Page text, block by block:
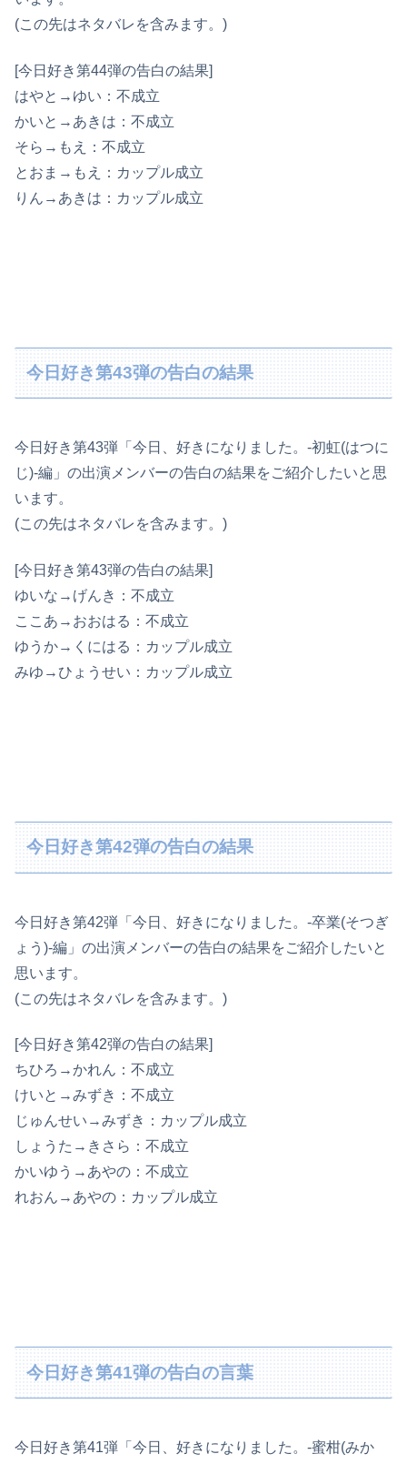
(この先はネタバレを含みます。)
[今日好き第44弾の告白の結果]
はやと→ゆい：不成立
かいと→あきは：不成立
そら→もえ：不成立
とおま→もえ：カップル成立
りん→あきは：カップル成立
今日好き第43弾の告白の結果
今日好き第43弾「今日、好きになりました。-初虹(はつに
じ)-編」の出演メンバーの告白の結果をご紹介したいと思
います。
(この先はネタバレを含みます。)
[今日好き第43弾の告白の結果]
ゆいな→げんき：不成立
ここあ→おおはる：不成立
ゆうか→くにはる：カップル成立
みゆ→ひょうせい：カップル成立
今日好き第42弾の告白の結果
今日好き第42弾「今日、好きになりました。-卒業(そつぎ
ょう)-編」の出演メンバーの告白の結果をご紹介したいと
思います。
(この先はネタバレを含みます。)
[今日好き第42弾の告白の結果]
ちひろ→かれん：不成立
けいと→みずき：不成立
じゅんせい→みずき：カップル成立
しょうた→きさら：不成立
かいゆう→あやの：不成立
れおん→あやの：カップル成立
今日好き第41弾の告白の言葉
今日好き第41弾「今日、好きになりました。-蜜柑(みか